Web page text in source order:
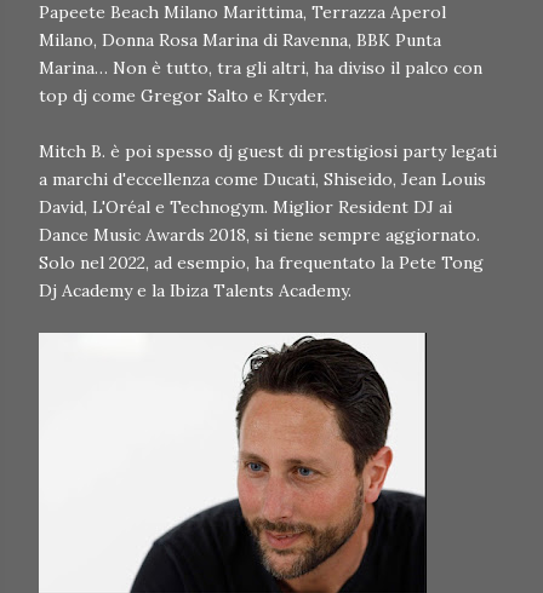
Papeete Beach Milano Marittima, Terrazza Aperol
Milano, Donna Rosa Marina di Ravenna, BBK Punta
Marina… Non è tutto, tra gli altri, ha diviso il palco con
top dj come Gregor Salto e Kryder.
Mitch B. è poi spesso dj guest di prestigiosi party legati
a marchi d'eccellenza come Ducati, Shiseido, Jean Louis
David, L'Oréal e Technogym. Miglior Resident DJ ai
Dance Music Awards 2018, si tiene sempre aggiornato.
Solo nel 2022, ad esempio, ha frequentato la Pete Tong
Dj Academy e la Ibiza Talents Academy.